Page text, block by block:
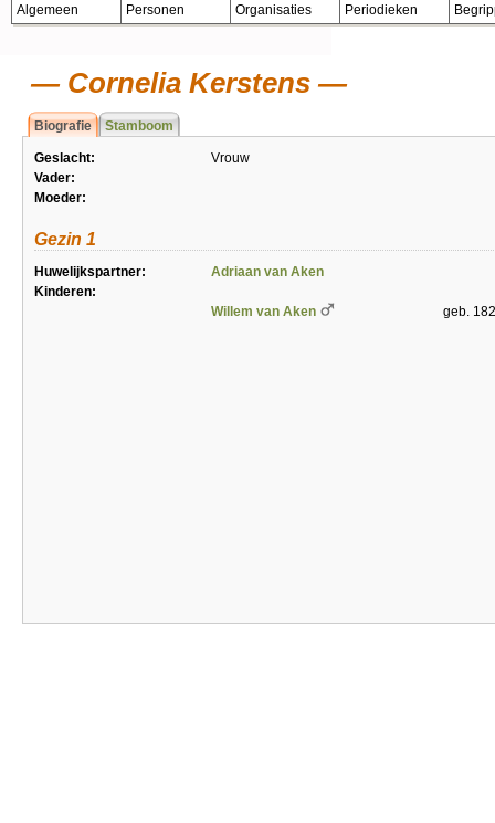
Algemeen Personen Organisaties Periodieken
Cornelia Kerstens
Biografie Stamboom
Geslacht:
Vrouw
Vader:
Moeder:
Gezin 1
Huwelijkspartner:
Adriaan van Aken
Kinderen:
Willem van Aken
geb.